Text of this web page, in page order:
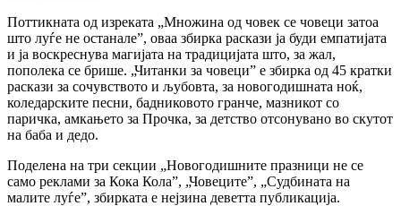
Поттикната од изреката „Множина од човек се човеци затоа
што луѓе не останале”, оваа збирка раскази ја буди емпатијата
и ја воскреснува магијата на традицијата што, за жал,
пополека се брише. „Читанки за човеци” е збирка од 45 кратки
раскази за сочувството и љубовта, за новогодишната ноќ,
коледарските песни, бадниковото гранче, мазникот со
паричка, амкањето за Прочка, за детство отсонувано во скутот
на баба и дедо.
Поделена на три секции „Новогодишните празници не се
само реклами за Кока Кола”, „Човеците”, „Судбината на
малите луѓе”, збирката е нејзина деветта публикација.